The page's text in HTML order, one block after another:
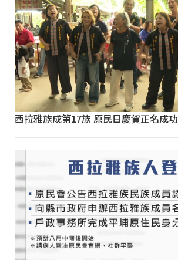
西拉雅族成第17族 原民日慶賀正名成功